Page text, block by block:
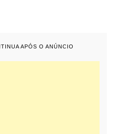
APÓS O ANÚNCIO